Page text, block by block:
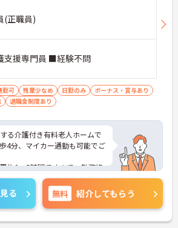
(正職員)
支援専門員 ■経験不問
勤可 残業少なめ 日勤のみ
ボーナス・賞与あり
退職金制度あり
る介護付き有料老人ホームで
4分、マイカー通勤も可能でご
均0～5時間ですので、勤務終
いです。
頑張りが評価されてしっかり
。
面接対策ポイントなど、さら
ますのでお気軽にご相談くだ
る 無料 紹介してもらう